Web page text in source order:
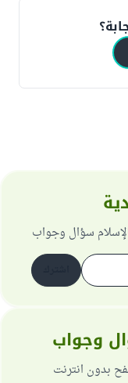
سؤال وجواب
وجواب
بدون انترنت